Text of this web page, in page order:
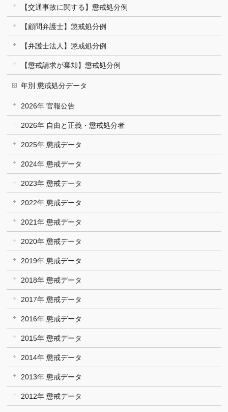
【交通事故に関する】懲戒処分例
【顧問弁護士】懲戒処分例
【弁護士法人】懲戒処分例
【懲戒請求が棄却】懲戒処分例
年別 懲戒処分データ
2026年 官報公告
2026年 自由と正義・懲戒処分者
2025年 懲戒データ
2024年 懲戒データ
2023年 懲戒データ
2022年 懲戒データ
2021年 懲戒データ
2020年 懲戒データ
2019年 懲戒データ
2018年 懲戒データ
2017年 懲戒データ
2016年 懲戒データ
2015年 懲戒データ
2014年 懲戒データ
2013年 懲戒データ
2012年 懲戒データ